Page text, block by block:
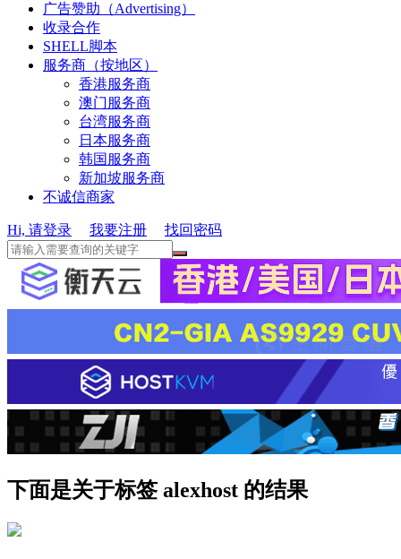
广告赞助（Advertising）
收录合作
SHELL脚本
服务商（按地区）
香港服务商
澳门服务商
台湾服务商
日本服务商
韩国服务商
新加坡服务商
不诚信商家
Hi, 请登录 我要注册 找回密码
下面是关于标签 alexhost 的结果